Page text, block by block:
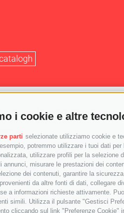
i cookie e altre
parti selezionate utilizziamo cookie e
potremmo utilizzare i tuoi dati
utilizzare profili per la selezione
annunci, misurare le prestazioni dei
dei contenuti, garantire la
da altre fonti di dati, collegare
a informazioni richieste attivamente.
simili. Utilizza il pulsante "Gestisci
cliccando sul link "Preferenze Cookie"
Dr. Friedrich Teßmann
8 / I-39100 Bulsan
vënerdi dala 9:00 ala 19:00